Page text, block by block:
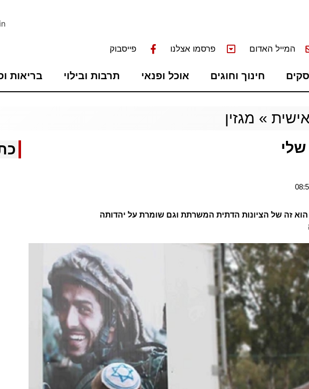
המייל האדום פרסמו אצלנו פייסבוק
חינוך וחוגים אוכל ופנאי תרבות ובילוי בריאות
» מגזין
זה של הציונות הדתית המשרתת וגם שומרת על יהדותה